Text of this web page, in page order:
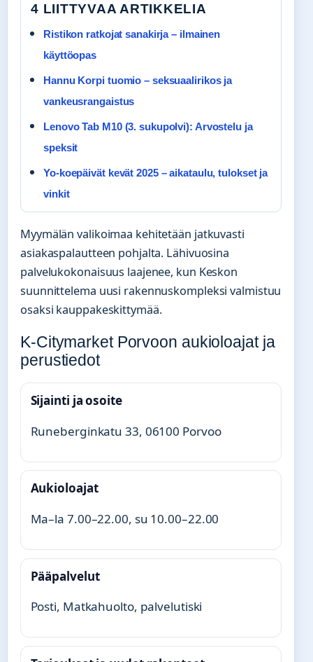
4 LIITTYVAA ARTIKKELIA
Ristikon ratkojat sanakirja – ilmainen
käyttöopas
Hannu Korpi tuomio – seksuaalirikos ja
vankeusrangaistus
Lenovo Tab M10 (3. sukupolvi): Arvostelu ja
speksit
Yo-koepäivät kevät 2025 – aikataulu, tulokset ja
vinkit
Myymälän valikoimaa kehitetään jatkuvasti
asiakaspalautteen pohjalta. Lähivuosina
palvelukokonaisuus laajenee, kun Keskon
suunnittelema uusi rakennuskompleksi valmistuu
osaksi kauppakeskittymää.
K-Citymarket Porvoon aukioloajat ja
perustiedot
Sijainti ja osoite
Runeberginkatu 33, 06100 Porvoo
Aukioloajat
Ma–la 7.00–22.00, su 10.00–22.00
Pääpalvelut
Posti, Matkahuolto, palvelutiski